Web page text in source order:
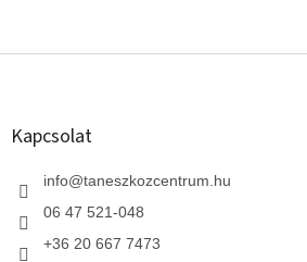
L
Kapcsolat
info@taneszkozcentrum.hu
06 47 521-048
+36 20 667 7473